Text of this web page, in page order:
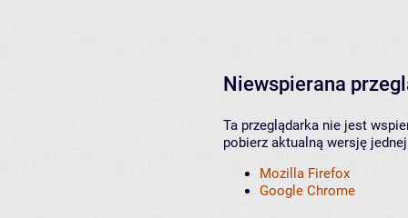
Niewspierana
Ta przeglądarka nie jest
pobierz aktualną wersję
Mozilla Firefox
Google Chrome